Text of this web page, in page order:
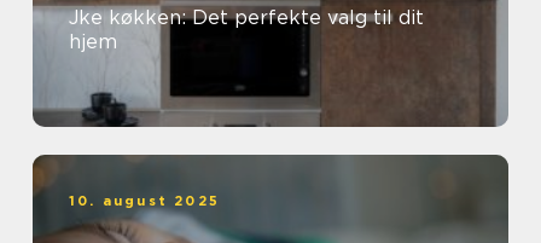
Jke køkken: Det perfekte valg til dit
hjem
10. august 2025